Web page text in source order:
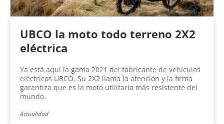
UBCO la moto todo terreno 2X2
eléctrica
Ya está aquí la gama 2021 del fabricante de vehículos
eléctricos UBCO. Su 2X2 llama la atención y la firma
garantiza que es la moto utilitaria más resistente del
mundo.
Actualidad